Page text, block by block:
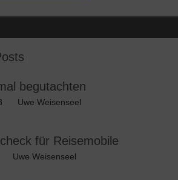
begutachten
Uwe Weisenseel
für Reisemobile
Uwe Weisenseel